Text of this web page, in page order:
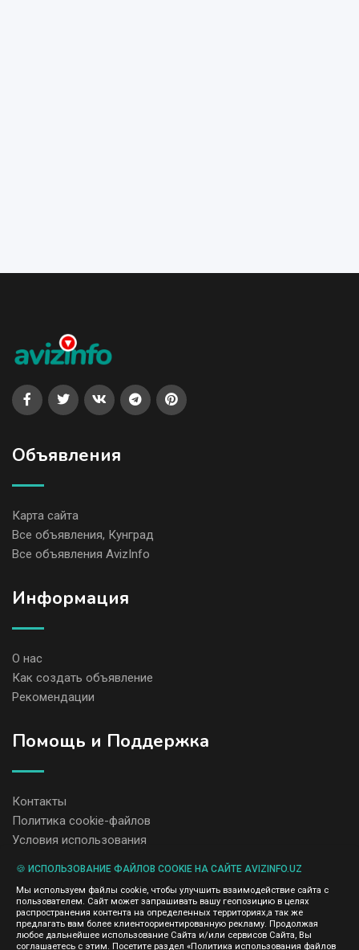
Объявления
Карта сайта
Все объявления, Кунград
Все объявления AvizInfo
Информация
О нас
Как создать объявление
Рекомендации
Помощь и Поддержка
Контакты
Политика cookie-файлов
Условия использования
содержание размещенных объявлений.
Мы ценим конфиденциальность наших пользователей. Мы не
передаем и не продаем личную информацию зарегистрированных
пользователей AvizInfo.uz третьим лицам. Мы не отвечаем за
правила конфиденциальности сайтов на которые ссылается
🍪 ИСПОЛЬЗОВАНИЕ ФАЙЛОВ COOKIE НА САЙТЕ AVIZINFO.UZ
Мы используем файлы cookie, чтобы улучшить взаимодействие сайта с
пользователем. Сайт может запрашивать вашу геопозицию в целях
распространения контента на определенных территориях,а так же
предлагать вам более клиентоориентированную рекламу. Продолжая
любое дальнейшее использование Сайта и/или сервисов Сайта, Вы
соглашаетесь с этим. Посетите раздел «Политика использования файлов